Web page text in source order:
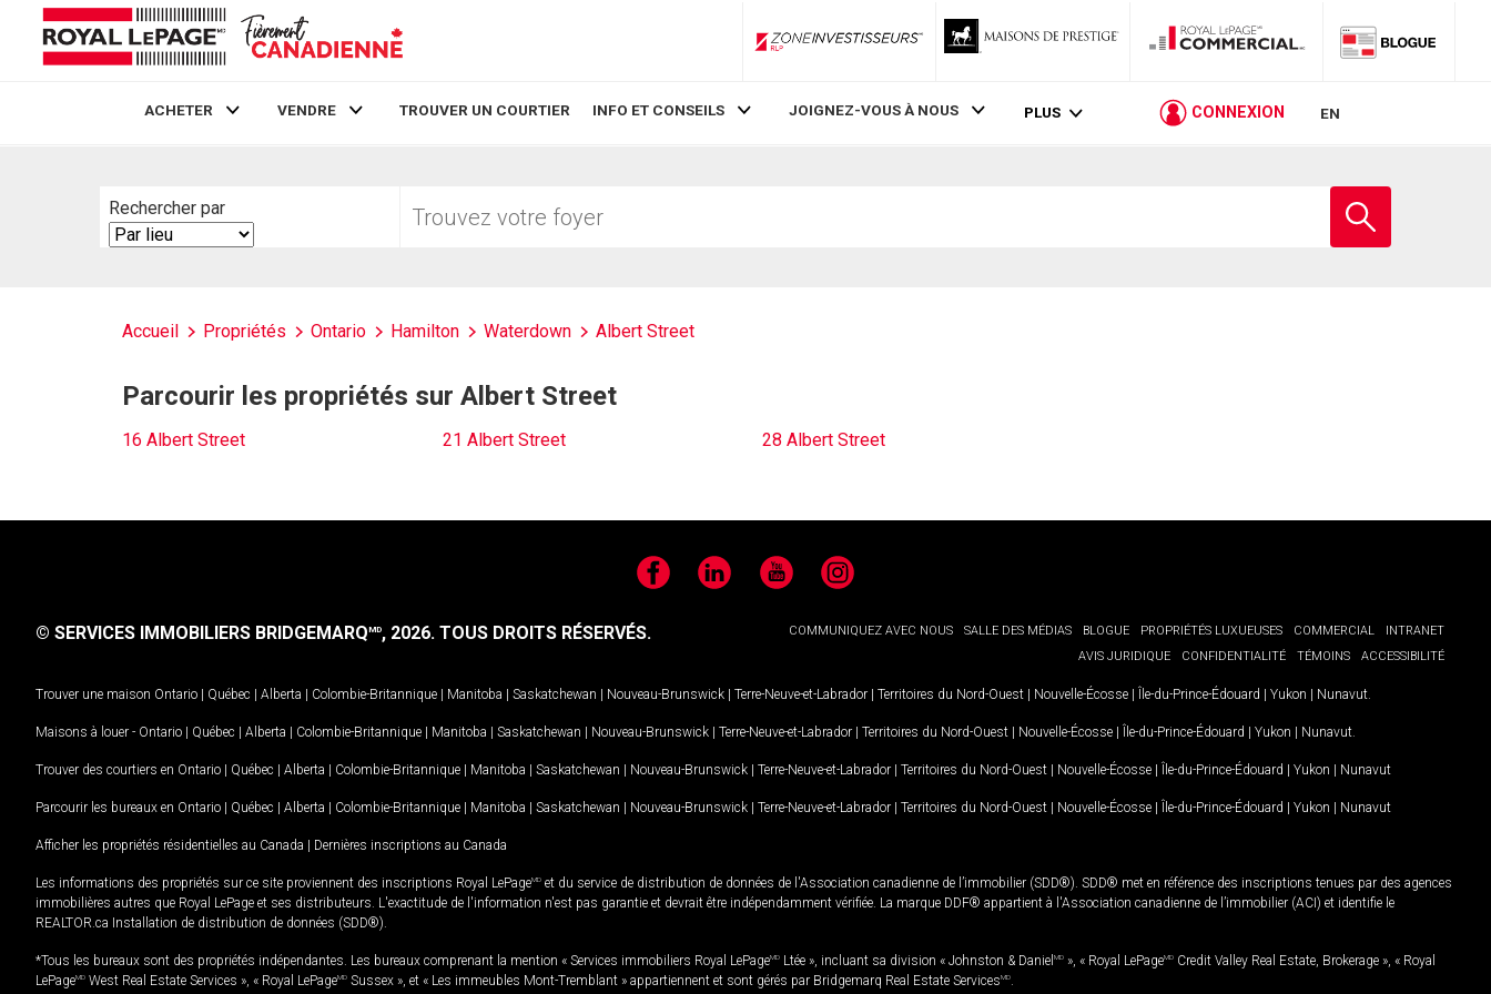
ZoneInvestisseurs RLP
ACHETER VENDRE TROUVER UN COURTIER INFO ET CONSEILS JOIGNEZ-VOUS À NOUS PLUS CONNEXION EN
Rechercher par
Search
By
votre
Accueil Propriétés Ontario Hamilton Waterdown Albert Street
Parcourir les propriétés sur Albert Street
16 Albert Street 21 Albert Street 28 Albert Street
FacebookLinkedIn YouTubeInstagram
COMMUNIQUEZ AVEC NOUS SALLE DES MÉDIAS BLOGUE PROPRIÉTÉS LUXUEUSES COMMERCIAL
INTRANET
AVIS JURIDIQUE
CONFIDENTIALITÉ TÉMOINS ACCESSIBILITÉ
© SERVICES IMMOBILIERS BRIDGEMARQMD, 2026. TOUS DROITS RÉSERVÉS.
Trouver une maison Ontario | Québec | Alberta | Colombie-Britannique | Manitoba | Saskatchewan | Nouveau-Brunswick | Terre-Neuve-et-Labrador | Territoires du Nord-Ouest | Nouvelle-Écosse | Île-du-Prince-Édouard | Yukon | Nunavut
Maisons à louer - Ontario | Québec | Alberta | Colombie-Britannique | Manitoba | Saskatchewan | Nouveau-Brunswick | Terre-Neuve-et-Labrador | Territoires du Nord-Ouest | Nouvelle-Écosse | Île-du-Prince-Édouard | Yukon | Nunavut
Trouver des courtiers en Ontario | Québec | Alberta | Colombie-Britannique | Manitoba | Saskatchewan | Nouveau-Brunswick | Terre-Neuve-et-Labrador | Territoires du Nord-Ouest | Nouvelle-Écosse | Île-du-Prince-Édouard | Yukon | Nunavut
Parcourir les bureaux en Ontario | Québec | Alberta | Colombie-Britannique | Manitoba | Saskatchewan | Nouveau-Brunswick | Terre-Neuve-et-Labrador | Territoires du Nord-Ouest | Nouvelle-Écosse | Île-du-Prince-Édouard | Yukon | Nunavut
Afficher les propriétés résidentielles au Canada | Dernières inscriptions au Canada
Les informations des propriétés sur ce site proviennent des inscriptions Royal LePageMD et du service de distribution de données de l'Association canadienne de l’immobilier (SDD®). SDD® met en référence des inscriptions tenues par des agences
immobilières autres que Royal LePage et ses distributeurs. L'exactitude de l'information n'est pas garantie et devrait être indépendamment vérifiée. La marque DDF® appartient à l'Association canadienne de l’immobilier (ACI) et identifie le
REALTOR.ca Installation de distribution de données (SDD®).
*Tous les bureaux sont des propriétés indépendantes. Les bureaux comprenant la mention « Services immobiliers Royal LePageMD Ltée », incluant sa division « Johnston & Daniel MD », « Royal LePageMD Credit Valley Real Estate, Brokerage », « Royal
LePageMD West Real Estate Services », « Royal LePageMD Sussex », et « Les immeubles Mont-Tremblant » appartiennent et sont gérés par Bridgemarq Real Estate ServicesMD